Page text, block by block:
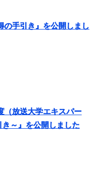
の手引き』を公開しまし
（放送大学エキスパー
き～』を公開しました